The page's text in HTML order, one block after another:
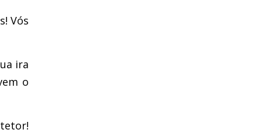
Vós
ira
o